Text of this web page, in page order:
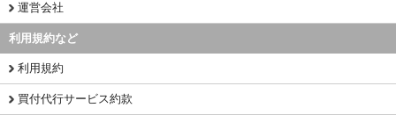
運営会社
利用規約など
利用規約
買付代行サービス約款